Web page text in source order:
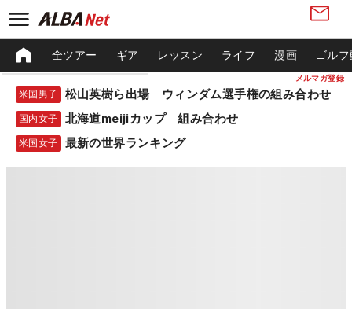
メルマガ登録
全ツアー ギア レッスン ライフ 漫画 ゴル
米国男子 松山英樹ら出場 ウィンダム選手権の組み合わせ
国内女子 北海道meijiカップ 組み合わせ
米国女子 最新の世界ランキング